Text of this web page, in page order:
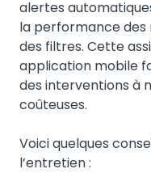
alertes
la performance des
des filtres. Cette
application mobile
des interventions à
coûteuses.
Voici quelques
l’entretien :